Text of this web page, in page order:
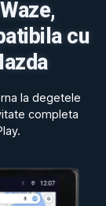
cu
la degetele
completa